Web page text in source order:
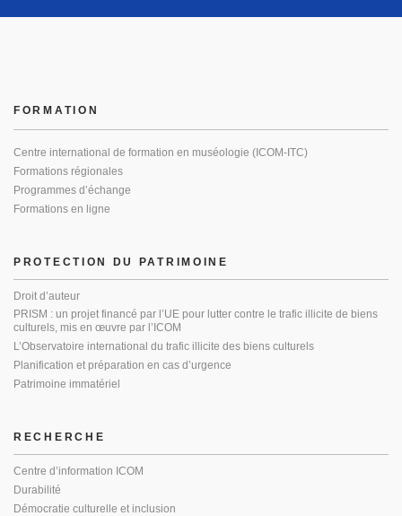
PROTECTION DU PATRIMOINE
Droit d’auteur
PRISM : un projet financé par l’UE pour lutter contre le trafic illicite de biens
culturels, mis en œuvre par l’ICOM
L’Observatoire international du trafic illicite des biens culturels
Planification et préparation en cas d’urgence
Patrimoine immatériel
FORMATION
Centre international de formation en muséologie (ICOM-ITC)
Formations régionales
Programmes d’échange
Formations en ligne
RECHERCHE
Centre d’information ICOM
Durabilité
Démocratie culturelle et inclusion